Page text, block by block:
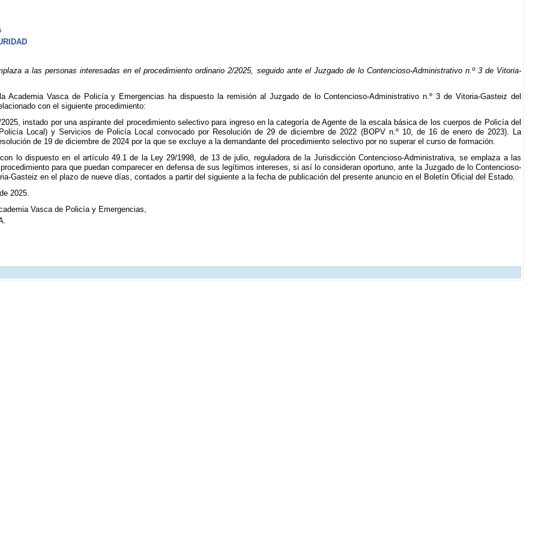
a las personas interesadas en el procedimiento ordinario 2/2025, seguido ante el Juzgado de lo Contencioso-Administrativo n.º 3 de Vitoria-
Academia Vasca de Policía y Emergencias ha dispuesto la remisión al Juzgado de lo Contencioso-Administrativo n.º 3 de Vitoria-Gasteiz del
con el siguiente procedimiento:
instado por una aspirante del procedimiento selectivo para ingreso en la categoría de Agente de la escala básica de los cuerpos de Policía del
Local) y Servicios de Policía Local convocado por Resolución de 29 de diciembre de 2022 (BOPV n.º 10, de 16 de enero de 2023). La
de 19 de diciembre de 2024 por la que se excluye a la demandante del procedimiento selectivo por no superar el curso de formación.
lo dispuesto en el artículo 49.1 de la Ley 29/1998, de 13 de julio, reguladora de la Jurisdicción Contencioso-Administrativa, se emplaza a las
para que puedan comparecer en defensa de sus legítimos intereses, si así lo consideran oportuno, ante la Juzgado de lo Contencioso-
Gasteiz en el plazo de nueve días, contados a partir del siguiente a la fecha de publicación del presente anuncio en el Boletín Oficial del Estado.
2025.
Vasca de Policía y Emergencias,